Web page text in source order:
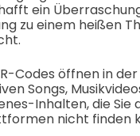
ein
zu einem heißen
Codes öffnen in der
Songs,
Inhalten, die Sie
nicht finden